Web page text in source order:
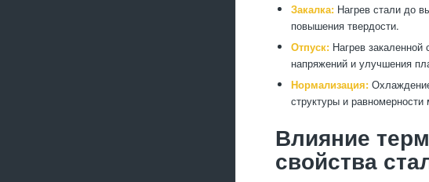
Закалка: Нагрев стали до
повышения твердости.
Отпуск: Нагрев
напряжений и улучшения
Нормализация:
структуры и равномерности
Влияние
свойства